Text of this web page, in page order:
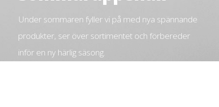
Under sommaren fyller vi på med nya spännande
produkter, ser över sortimentet och förbereder
inför en ny härlig säsong.